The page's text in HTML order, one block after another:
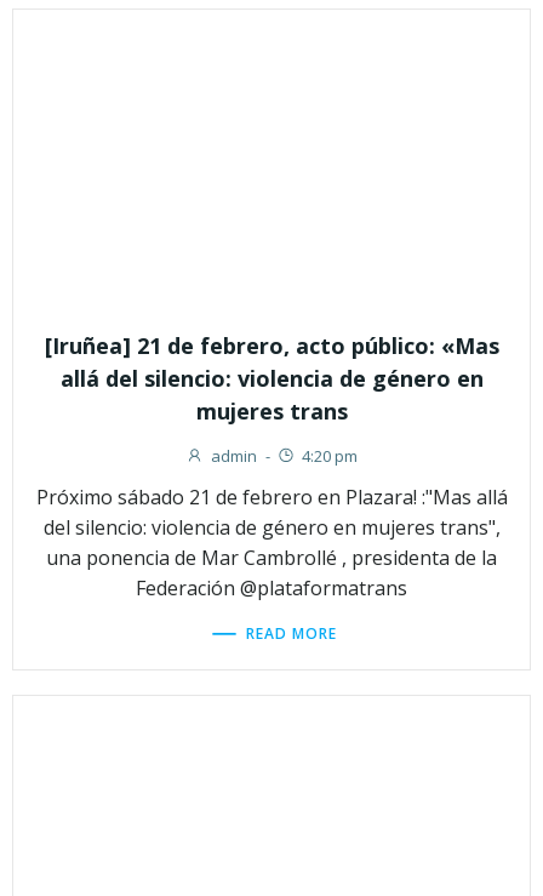
[Iruñea] 21 de febrero, acto público: «Mas
allá del silencio: violencia de género en
mujeres trans
admin - 4:20 pm
Próximo sábado 21 de febrero en Plazara! :"Mas allá
del silencio: violencia de género en mujeres trans",
una ponencia de Mar Cambrollé , presidenta de la
Federación @plataformatrans
READ MORE